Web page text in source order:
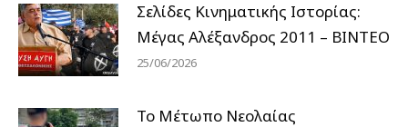
Σελίδες Κινηματικής Ιστορίας:
Μέγας Αλέξανδρος 2011 – ΒΙΝΤΕΟ
25/06/2026
Το Μέτωπο Νεολαίας